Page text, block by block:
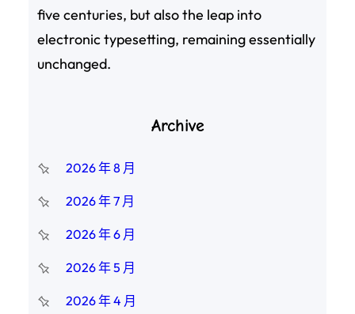
five centuries, but also the leap into
electronic typesetting, remaining essentially
unchanged.
Archive
2026 年 8 月
2026 年 7 月
2026 年 6 月
2026 年 5 月
2026 年 4 月